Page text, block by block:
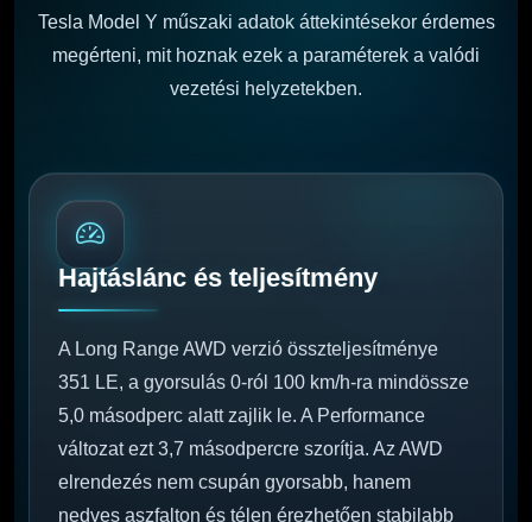
Tesla Model Y műszaki adatok áttekintésekor érdemes
megérteni, mit hoznak ezek a paraméterek a valódi
vezetési helyzetekben.
Hajtáslánc és teljesítmény
A Long Range AWD verzió összteljesítménye
351 LE, a gyorsulás 0-ról 100 km/h-ra mindössze
5,0 másodperc alatt zajlik le. A Performance
változat ezt 3,7 másodpercre szorítja. Az AWD
elrendezés nem csupán gyorsabb, hanem
nedves aszfalton és télen érezhetően stabilabb